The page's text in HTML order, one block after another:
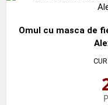
Omul cu masca de